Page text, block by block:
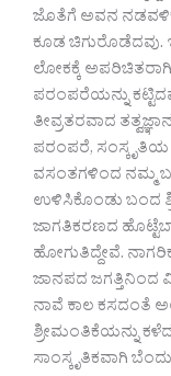
ಜೊತೆಗೆ ಅವನ
ಕೂಡ ಚಿಗುರೊಡೆದವು.
ಲೋಕಕ್ಕೆ
ಪರಂಪರೆಯನ್ನು
ತೀವ್ರತರವಾದ
ಪರಂಪರೆ, ಸಂಸ್ಕೃತಿಯ
ವಸಂತಗಳಿಂದ ನಮ್ಮ
ಉಳಿಸಿಕೊಂಡು ಬಂದ
ಜಾಗತಿಕರಣದ
ಹೋಗುತಿದ್ದೇವೆ.
ಜಾನಪದ ಜಗತ್ತಿನಿಂದ
ನಾವೆ ಕಾಲ ಕಸದಂತೆ
ಶ್ರೀಮಂತಿಕೆಯನ್ನು
ಸಾಂಸ್ಕೃತಿಕವಾಗಿ